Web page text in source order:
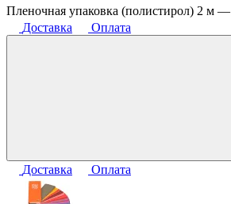
Пленочная упаковка (полистирол) 2 м —
Доставка
Оплата
Доставка Оплата